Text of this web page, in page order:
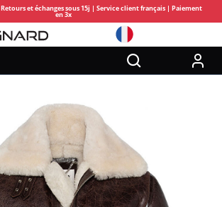
et échanges sous 15j | Service client français | Paiement
en 3x